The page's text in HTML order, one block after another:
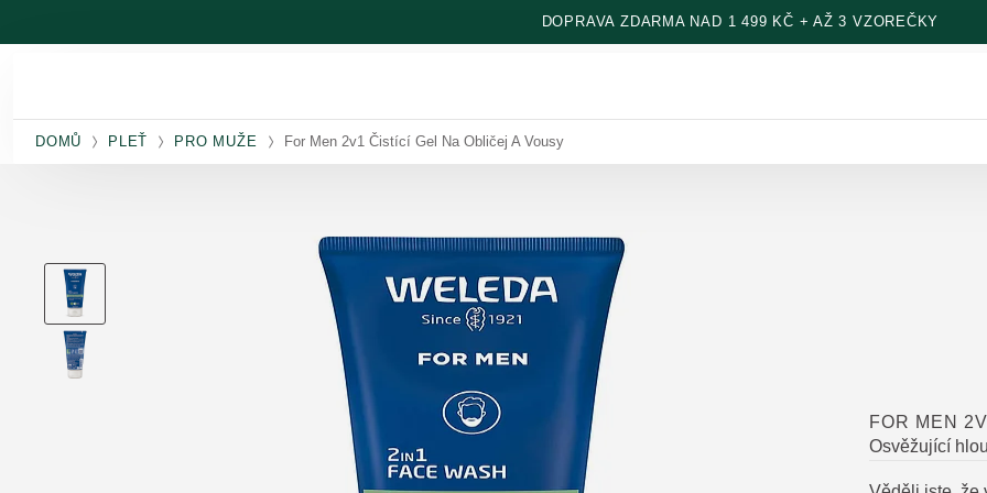
DOPRAVA ZDARMA NAD 1 499 KČ + AŽ 3 VZOREČKY
DOMŮ PLEŤ PRO MUŽE For Men 2v1 Čistící Gel Na Obličej A Vousy
FOR MEN
Osvěžující